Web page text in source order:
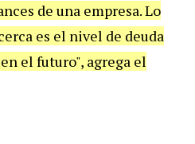
de una empresa. Lo
es el nivel de deuda
el futuro", agrega el